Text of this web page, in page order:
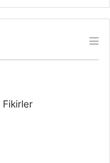
Fikirler